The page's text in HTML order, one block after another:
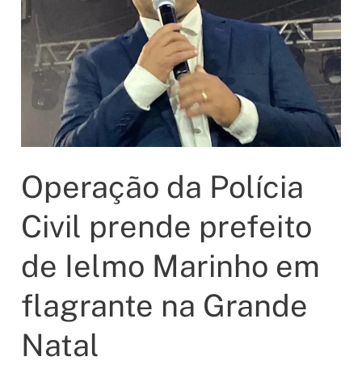
Operação da Polícia
Civil prende prefeito
de Ielmo Marinho em
flagrante na Grande
Natal